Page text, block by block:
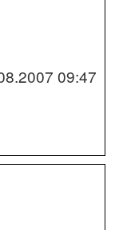
09:47